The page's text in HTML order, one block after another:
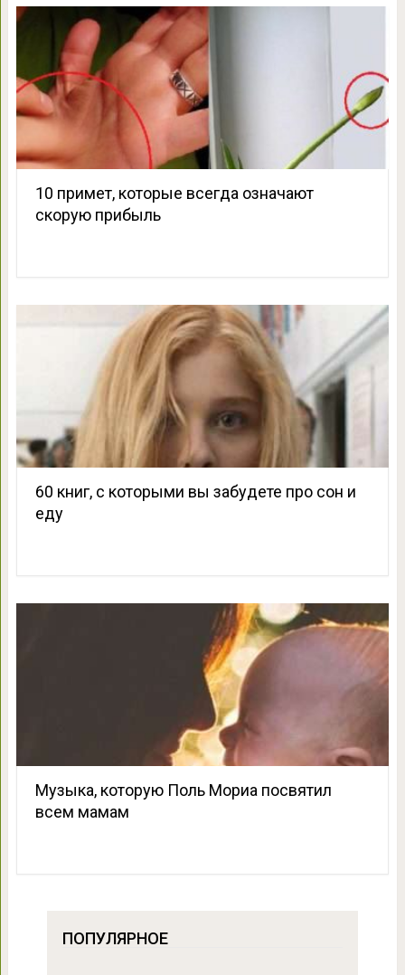
10 примет, которые всегда означают
скорую прибыль
60 книг, с которыми вы забудете про сон и
еду
Музыка, которую Поль Мориа посвятил
всем мамам
ПОПУЛЯРНОЕ